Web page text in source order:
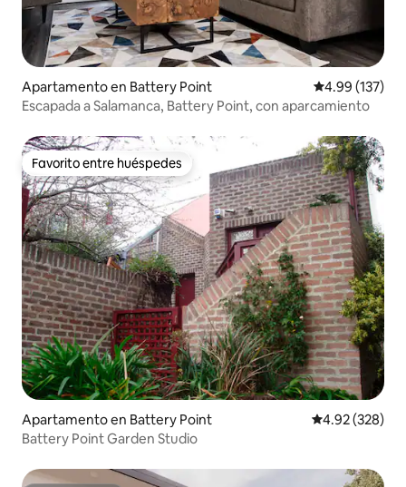
Apartamento en Battery Point Calificación
4.99 (137)
Escapada a Salamanca, Battery Point, con aparcamiento
Favorito entre huéspedes
Favorito entre huéspedes
Apartamento en Battery Point Calificación
4.92 (328)
Battery Point Garden Studio